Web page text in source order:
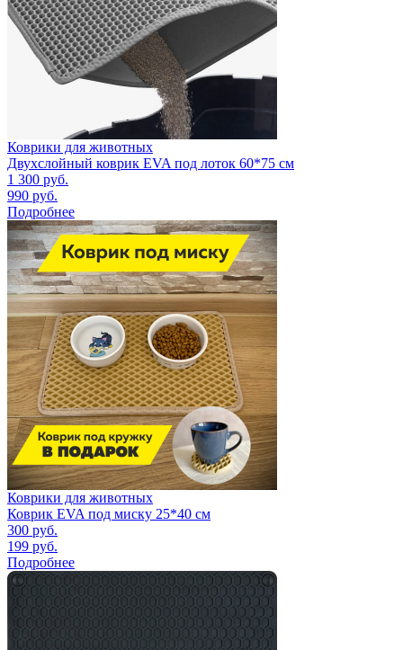
Коврики для животных
Двухслойный коврик EVA под лоток 60*75 см
1 300 руб.
990 руб.
Подробнее
Коврики для животных
Коврик EVA под миску 25*40 см
300 руб.
199 руб.
Подробнее